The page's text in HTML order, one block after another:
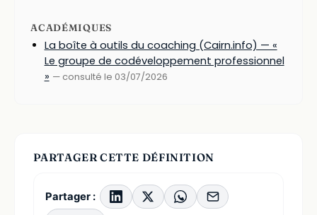
ACADÉMIQUES
La boîte à outils du coaching (Cairn.info) — «
Le groupe de codéveloppement professionnel
» — consulté le 03/07/2026
PARTAGER CETTE DÉFINITION
Partager :